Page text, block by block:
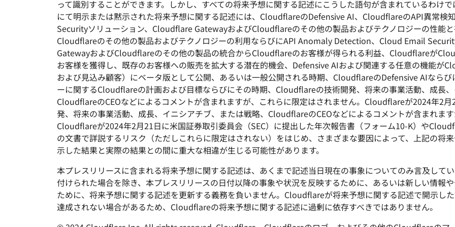
って識別することができます。しかし、すべての将来予想に関する記述にこうした語句が含まれているわけ
にて明示または黙示された将来予想に関する記述には、CloudflareのDefensive AI、CloudflareのAPI異常
Securityソリューション、Cloudflare GatewayおよびCloudflareのその他の製品およびテクノロジーの性能
Cloudflareのその他の製品およびテクノロジーの利用ならびにAPI Anomaly Detection、Cloud Email
GatewayおよびCloudflareのその他の製品の統合からCloudflareのお客様が得られる利益、Cloudflareが
お客様を獲得し、既存のお客様への販売を拡大する潜在的機会、Defensive AIおよび関連する任意の機能が
および見込み顧客）にベータ版として公開、あるいは一般公開される時期、CloudflareのDefensive AIなら
ーに関するCloudflareの計画および目標ならびにその時期、Cloudflareの技術開発、将来の事業活動、成長
CloudflareのCEOなどによるコメントが含まれますが、これらに限定はされません。Cloudflareが2024年2
発、将来の事業活動、成長、イニシアチブ、または戦略、CloudflareのCEOなどによるコメントが含まれま
Cloudflareが2024年2月21日に米国証券取引委員会（SEC）に提出した年次報告書（フォーム10-K）や
の文書で詳説するリスク（ただしこれらに限定はされない）をはじめ、さまざまな要因によって、上記の将
示した結果と実際の結果との間に重大な相違が生じる可能性があります。
本プレスリリースに含まれる将来予想に関する記述は、あくまで記述当日現在の事象についてのみ言及して
付けられた場合を除き、本プレスリリースの日付以降の事象や状況を反映するために、あるいは新しい情報
ために、将来予想に関する記述を更新する義務を負いません。Cloudflareが将来予想に関する記述で開示し
達成されない場合があるため、Cloudflareの将来予想に関する記述に過剰に依存すべきではありません。